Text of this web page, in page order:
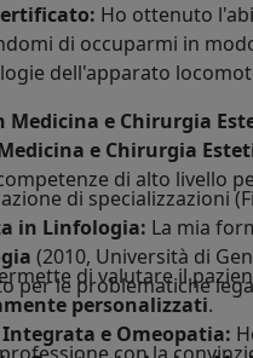
Ho ottenuto
di occuparmi in
dell'apparato
Medicina e Chirurgia
e Chirurgia
di alto livello
in Linfologia: La mia
(2010, Università di
per le problematiche
e Omeopatia:
di specializzazioni
di valutare il
personalizzati.